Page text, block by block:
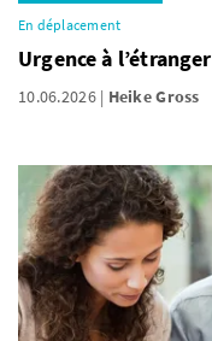
En déplacement
Urgence à
10.06.2026 Heike Gross